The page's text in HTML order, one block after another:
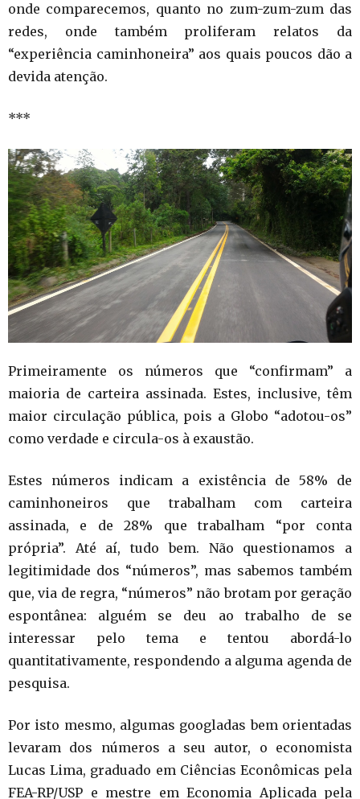
onde comparecemos, quanto no zum-zum-zum das
redes, onde também proliferam relatos da
“experiência caminhoneira” aos quais poucos dão a
devida atenção.
***
Primeiramente os números que “confirmam” a
maioria de carteira assinada. Estes, inclusive, têm
maior circulação pública, pois a Globo “adotou-os”
como verdade e circula-os à exaustão.
Estes números indicam a existência de 58% de
caminhoneiros que trabalham com carteira
assinada, e de 28% que trabalham “por conta
própria”. Até aí, tudo bem. Não questionamos a
legitimidade dos “números”, mas sabemos também
que, via de regra, “números” não brotam por geração
espontânea: alguém se deu ao trabalho de se
interessar pelo tema e tentou abordá-lo
quantitativamente, respondendo a alguma agenda de
pesquisa.
Por isto mesmo, algumas googladas bem orientadas
levaram dos números a seu autor, o economista
Lucas Lima, graduado em Ciências Econômicas pela
FEA-RP/USP e mestre em Economia Aplicada pela